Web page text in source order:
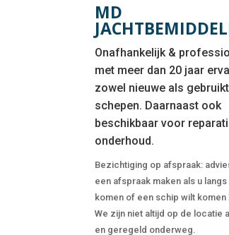
MD
Onafhankelijk &
met meer dan 20 jaar
zowel nieuwe als
schepen. Daarnaast ook
beschikbaar voor
onderhoud.
Bezichtiging op afspraak:
een afspraak maken als u langs
komen of een schip wilt komen
We zijn niet altijd op de locatie
en geregeld onderweg.